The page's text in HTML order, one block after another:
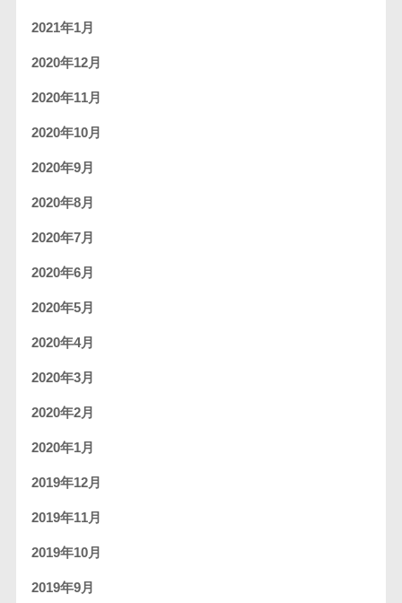
2021年1月
2020年12月
2020年11月
2020年10月
2020年9月
2020年8月
2020年7月
2020年6月
2020年5月
2020年4月
2020年3月
2020年2月
2020年1月
2019年12月
2019年11月
2019年10月
2019年9月